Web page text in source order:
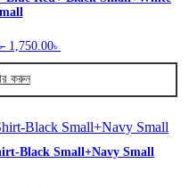
The
may
be
chosen
on
product
Original
price
was:
2,250.00৳ .
1,750.00৳
price
1,750.00৳ .
করুন
product
has
multiple
Black Small+Navy Small